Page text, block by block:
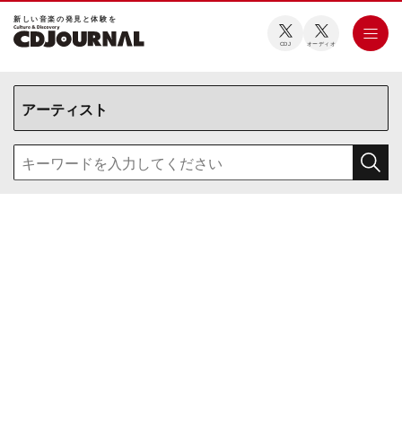
新しい⾳楽の発⾒と体験を
CDJ オーディオ